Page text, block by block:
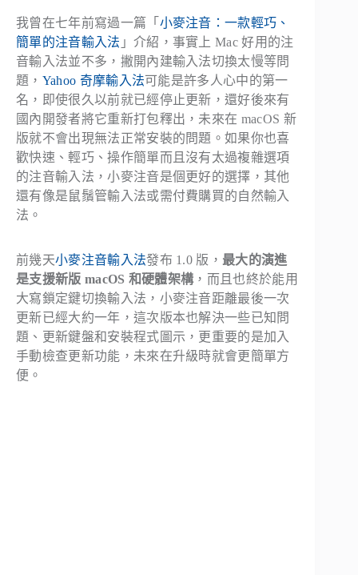
我曾在七年前寫過一篇「 小麥注音：一款輕巧、
簡單的注音輸入法 」介紹，事實上 Mac 好用的注
音輸入法並不多，撇開內建輸入法切換太慢等問
題， Yahoo 奇摩輸入法可能是許多人心中的第一
名，即使很久以前就已經停止更新，還好後來有
國內開發者將它重新打包釋出，未來在 macOS 新
版就不會出現無法正常安裝的問題。如果你也喜
歡快速、輕巧、操作簡單而且沒有太過複雜選項
的注音輸入法，小麥注音是個更好的選擇，其他
還有像是鼠鬚管輸入法或需付費購買的自然輸入
法。
前幾天小麥注音輸入法發布 1.0 版， 最大的演進
是支援新版 macOS 和硬體架構，而且也終於能用
大寫鎖定鍵切換輸入法，小麥注音距離最後一次
更新已經大約一年，這次版本也解決一些已知問
題、更新鍵盤和安裝程式圖示，更重要的是加入
手動檢查更新功能，未來在升級時就會更簡單方
便。